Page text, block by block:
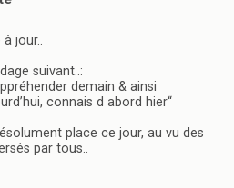
jour..
suivant..:
demain & ainsi
connais d abord hier“
place ce jour, au vu des
par tous..